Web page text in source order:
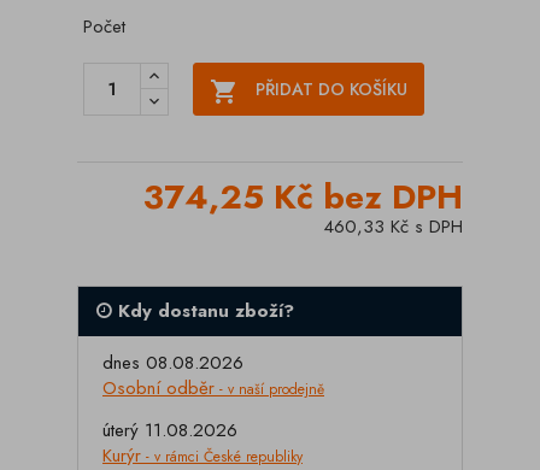
Počet
 PŘIDAT DO KOŠÍKU
374,25 Kč bez DPH
460,33 Kč s DPH
Kdy dostanu zboží?
dnes 08.08.2026
Osobní odběr - v naší prodejně
úterý 11.08.2026
Kurýr - v rámci České republiky